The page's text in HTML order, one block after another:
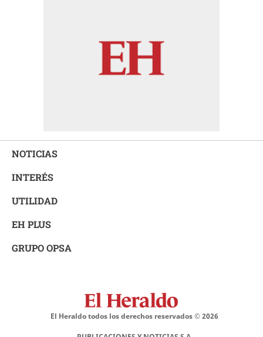
NOTICIAS
INTERÉS
UTILIDAD
EH PLUS
GRUPO OPSA
El Heraldo todos los derechos reservados ©2026